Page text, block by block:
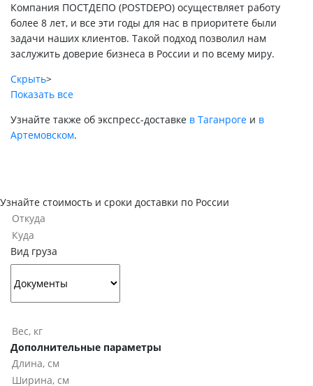
Компания ПОСТДЕПО (POSTDEPO) осуществляет работу
более 8 лет, и все эти годы для нас в приоритете были
задачи наших клиентов. Такой подход позволил нам
заслужить доверие бизнеса в России и по всему миру.
Скрыть>
Показать все
Узнайте также об экспресс-доставке в Таганроге и в
Артемовском.
Узнайте стоимость и сроки доставки по России
Вид груза
Дополнительные параметры